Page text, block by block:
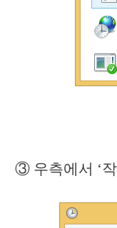
③ 우측에서 ‘